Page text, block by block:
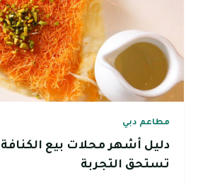
مطاعم دبي
دليل أشهر محلات بيع الكنافة
تستحق التجربة